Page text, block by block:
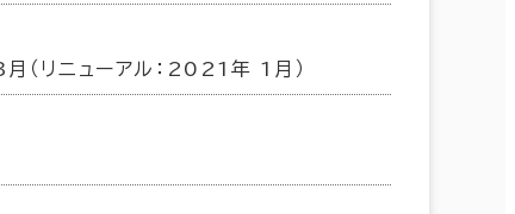
（リニューアル：2021年 1月）